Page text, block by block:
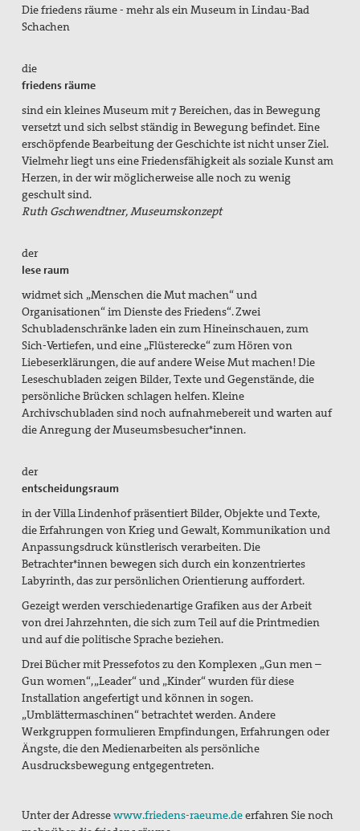
Aktivitäten/ Kampagnen/ Schwerpunkte
Christlich-muslimischer Dialog
Begleitung bei Gewissensfragen zum neuen Wehrdienst,
KDV Beratung
friedens räume
Pädagogisches Konzept
Publikationen
Blickpunkt
Erklärungen
Lobbyarbeit
Quartalgottesdienst mit pax christi
Ulrichsfriedensgottesdienst
Friedensgebete
Max Josef Metzger-Gedenken
Texte und Gebete
Presseberichte
Pressemitteilungen
Vernetzung
Spenden
Die friedens räume - mehr als ein Museum in Lindau-Bad
Schachen
die
friedens räume
sind ein kleines Museum mit 7 Bereichen, das in Bewegung
versetzt und sich selbst ständig in Bewegung befindet. Eine
erschöpfende Bearbeitung der Geschichte ist nicht unser Ziel.
Vielmehr liegt uns eine Friedensfähigkeit als soziale Kunst am
Herzen, in der wir möglicherweise alle noch zu wenig
geschult sind.
Ruth Gschwendtner, Museumskonzept
der
lese raum
widmet sich „Menschen die Mut machen“ und
Organisationen“ im Dienste des Friedens“. Zwei
Schubladenschränke laden ein zum Hineinschauen, zum
Sich-Vertiefen, und eine „Flüsterecke“ zum Hören von
Liebeserklärungen, die auf andere Weise Mut machen! Die
Leseschubladen zeigen Bilder, Texte und Gegenstände, die
persönliche Brücken schlagen helfen. Kleine
Archivschubladen sind noch aufnahmebereit und warten auf
die Anregung der Museumsbesucher*innen.
der
entscheidungsraum
in der Villa Lindenhof präsentiert Bilder, Objekte und Texte,
die Erfahrungen von Krieg und Gewalt, Kommunikation und
Anpassungsdruck künstlerisch verarbeiten. Die
Betrachter*innen bewegen sich durch ein konzentriertes
Labyrinth, das zur persönlichen Orientierung auffordert.
Gezeigt werden verschiedenartige Grafiken aus der Arbeit
von drei Jahrzehnten, die sich zum Teil auf die Printmedien
und auf die politische Sprache beziehen.
Drei Bücher mit Pressefotos zu den Komplexen „Gun men –
Gun women“, „Leader“ und „Kinder“ wurden für diese
Installation angefertigt und können in sogen.
„Umblättermaschinen“ betrachtet werden. Andere
Werkgruppen formulieren Empfindungen, Erfahrungen oder
Ängste, die den Medienarbeiten als persönliche
Ausdrucksbewegung entgegentreten.
Unter der Adressewww.friedens-raeume.deerfahren Sie noch